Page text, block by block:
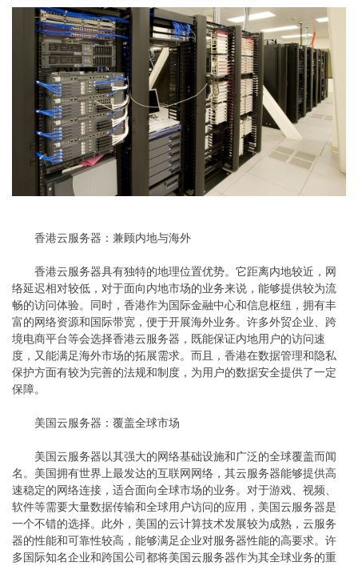
香港云服务器：兼顾内地与海外
香港云服务器具有独特的地理位置优势。它距离内地较近，网
络延迟相对较低，对于面向内地市场的业务来说，能够提供较为流
畅的访问体验。同时，香港作为国际金融中心和信息枢纽，拥有丰
富的网络资源和国际带宽，便于开展海外业务。许多外贸企业、跨
境电商平台等会选择香港云服务器，既能保证内地用户的访问速
度，又能满足海外市场的拓展需求。而且，香港在数据管理和隐私
保护方面有较为完善的法规和制度，为用户的数据安全提供了一定
保障。
美国云服务器：覆盖全球市场
美国云服务器以其强大的网络基础设施和广泛的全球覆盖而闻
名。美国拥有世界上最发达的互联网网络，其云服务器能够提供高
速稳定的网络连接，适合面向全球市场的业务。对于游戏、视频、
软件等需要大量数据传输和全球用户访问的应用，美国云服务器是
一个不错的选择。此外，美国的云计算技术发展较为成熟，云服务
器的性能和可靠性较高，能够满足企业对服务器性能的高要求。许
多国际知名企业和跨国公司都将美国云服务器作为其全球业务的重